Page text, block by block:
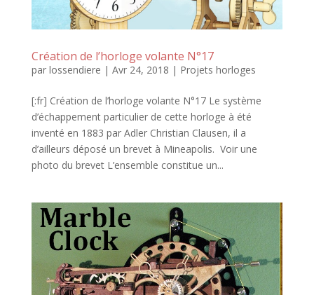
Création de l’horloge volante N°17
par lossendiere | Avr 24, 2018 | Projets horloges
[:fr] Création de l’horloge volante N°17 Le système
d’échappement particulier de cette horloge à été
inventé en 1883 par Adler Christian Clausen, il a
d’ailleurs déposé un brevet à Mineapolis. Voir une
photo du brevet L’ensemble constitue un...